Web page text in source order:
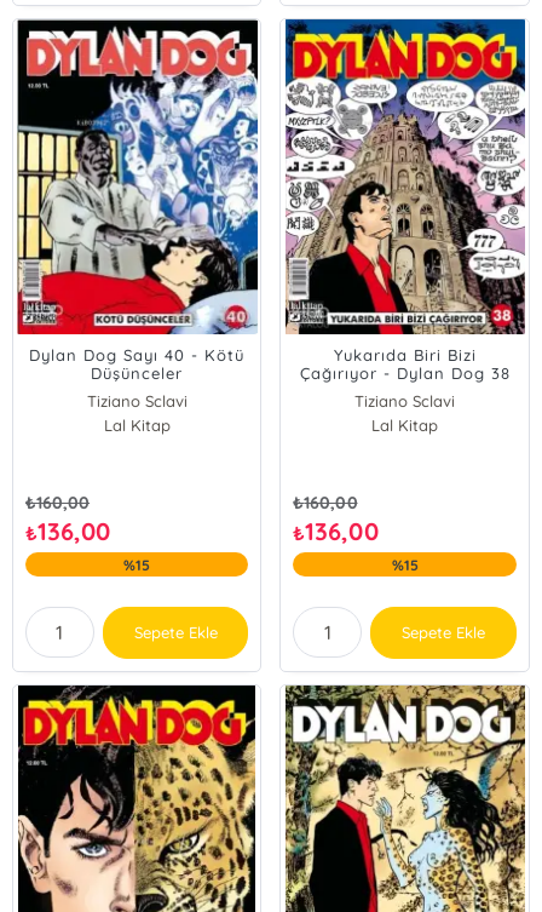
Dylan Dog Sayı 40 - Kötü
Düşünceler
Tiziano Sclavi
Lal Kitap
₺160,00
₺136,00
%15
Sepete Ekle
Yukarıda Biri Bizi
Çağırıyor - Dylan Dog 38
Tiziano Sclavi
Lal Kitap
₺160,00
₺136,00
%15
Sepete Ekle